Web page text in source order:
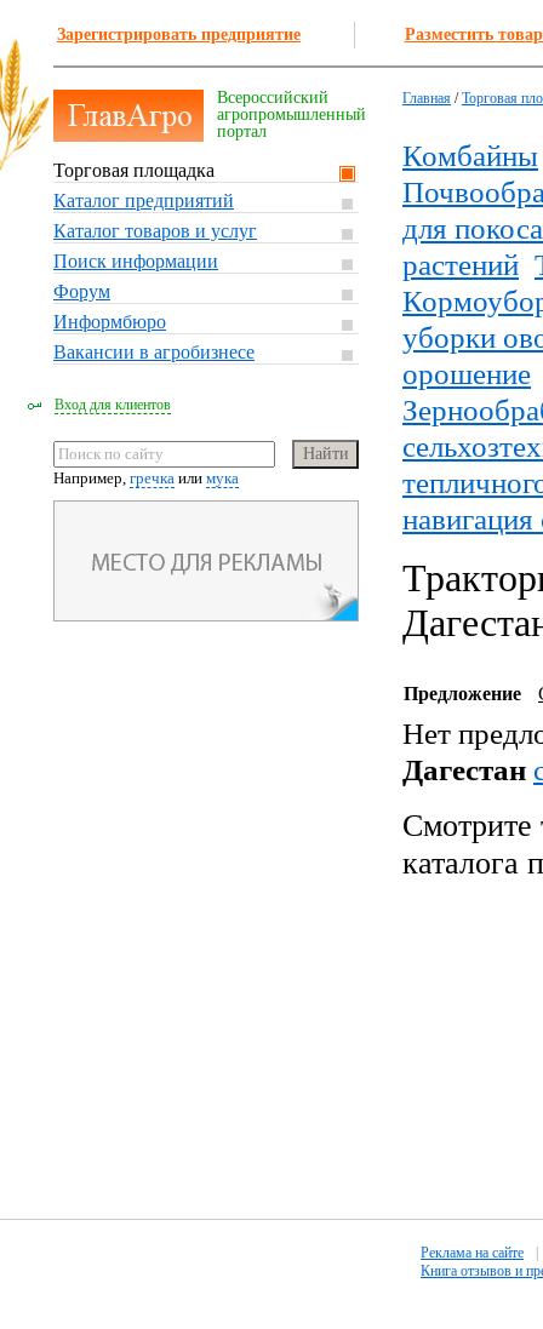
Зарегистрировать предприятие Разместить
Всероссийский
агропромышленный
портал
Торговая площадка
Каталог предприятий
Каталог товаров и услуг
Поиск информации
Форум
Информбюро
Вакансии в агробизнесе
Вход для клиентов
Например, гречка или мука
Главная /Торговая
Комбайны
для покоса
растений
уборки
орошение
навигация
Предложение
Нет
Дагестан
Смотрите
каталога
Реклама на сайте
Книга отзывов и